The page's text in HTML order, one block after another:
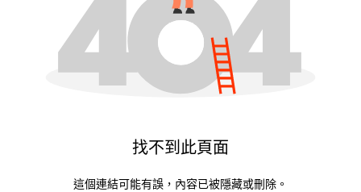
找不到此頁面
這個連結可能有誤，內容已被隱藏或刪除。